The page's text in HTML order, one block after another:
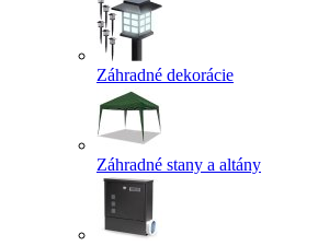
Záhradné dekorácie
Záhradné stany a altány